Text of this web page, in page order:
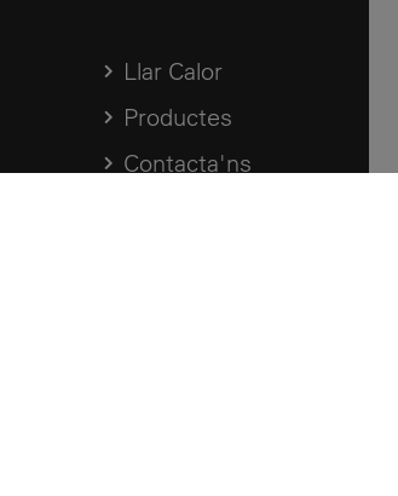
Llar Calor
Productes
Contacta'ns